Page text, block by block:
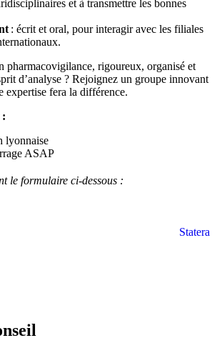
et à transmettre les bonnes
: écrit et oral, pour interagir avec les filiales
pharmacovigilance, rigoureux, organisé et
d’analyse ? Rejoignez un groupe innovant
expertise fera la différence.
:
lyonnaise
ASAP
le formulaire ci-dessous :